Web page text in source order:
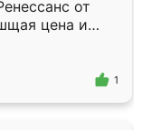
от
цена и
Приехавший
самый
1